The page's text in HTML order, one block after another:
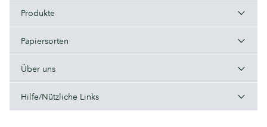
Produkte
Papiersorten
Über uns
Hilfe/Nützliche Links